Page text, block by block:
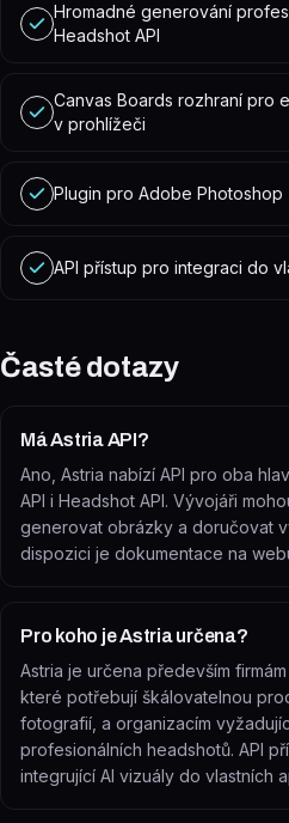
Hromadné generování
Headshot API
Canvas Boards rozhraní pro
v prohlížeči
Plugin pro Adobe Photoshop
API přístup pro integraci do
Časté dotazy
Má Astria API?
Ano, Astria nabízí API pro oba
API i Headshot API. Vývojáři
generovat obrázky a doručovat
dispozici je dokumentace na
Pro koho je Astria určena?
Astria je určena především
které potřebují škálovatelnou
fotografií, a organizacím
profesionálních headshotů. API
integrující AI vizuály do vlastních